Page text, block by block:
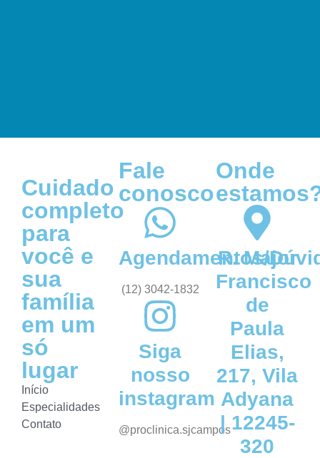
Cuidado
completo
para
você e
sua
família
em um
só
lugar
Início
Especialidades
Contato
Fale
conosco
Agendamentos/
(12) 3042-1832
Siga
nosso
instagram
@proclinica.sjcampos
Onde
R. Major
Francisco
de
Paula
Elias,
217, Vila
Adyana
| 12245-
320